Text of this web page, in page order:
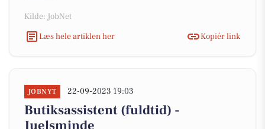
Kilde: JobNet
Læs hele artiklen her
Kopiér link
JOBNYT 22-09-2023 19:03
Butiksassistent (fuldtid) -
Juelsminde